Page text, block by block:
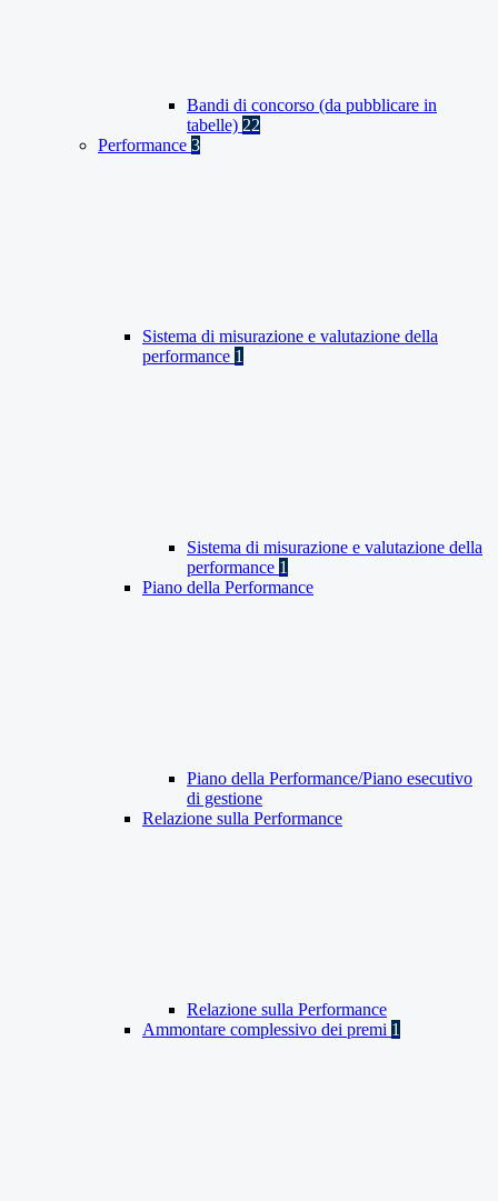
Bandi di concorso (da pubblicare in
tabelle) 22
Performance 3
Sistema di misurazione e valutazione della
performance 1
Sistema di misurazione e valutazione della
performance 1
Piano della Performance
Piano della Performance/Piano esecutivo
di gestione
Relazione sulla Performance
Relazione sulla Performance
Ammontare complessivo dei premi 1